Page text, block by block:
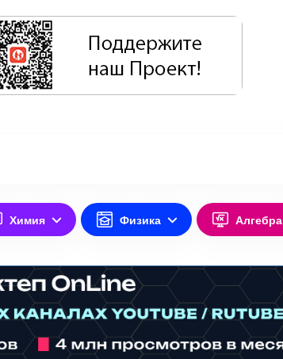
Химия Физика Алгебра